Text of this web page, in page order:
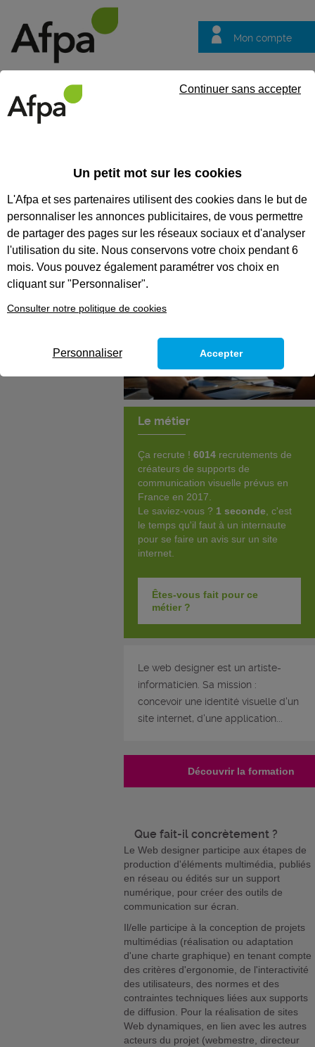
Mon compte
questions
Web Designer
Le métier
Ça recrute ! 6014 recrutements de
créateurs de supports de
communication visuelle prévus en
France en 2017.
Le saviez-vous ? 1 seconde , c'est
le temps qu'il faut à un internaute
pour se faire un avis sur un site
internet.
Êtes-vous fait pour ce
métier ?
Le web designer est un artiste-
informaticien. Sa mission :
concevoir une identité visuelle d'un
site internet, d'une application...
Découvrir la formation
Que fait-il concrètement ?
Le Web designer participe aux étapes de
production d'éléments multimédia, publiés
en réseau ou édités sur un support
numérique, pour créer des outils de
communication sur écran.
Il/elle participe à la conception de projets
multimédias (réalisation ou adaptation
d'une charte graphique) en tenant compte
des critères d'ergonomie, de l'interactivité
des utilisateurs, des normes et des
contraintes techniques liées aux supports
de diffusion. Pour la réalisation de sites
Web dynamiques, en lien avec les autres
acteurs du projet (webmestre, directeur
Un petit mot sur les cookies
L'Afpa et ses partenaires utilisent des cookies dans le but de
personnaliser les annonces publicitaires, de vous permettre
de partager des pages sur les réseaux sociaux et d'analyser
l'utilisation du site. Nous conservons votre choix pendant 6
mois. Vous pouvez également paramétrer vos choix en
cliquant sur "Personnaliser".
Consulter notre politique de cookies
Continuer sans accepter
Personnaliser Accepter